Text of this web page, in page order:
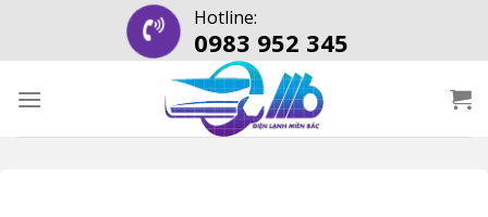
content
Hotline:
0983 952 345